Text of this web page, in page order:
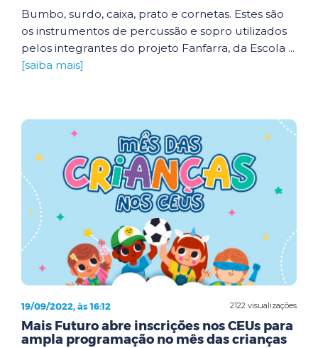
Bumbo, surdo, caixa, prato e cornetas. Estes são
os instrumentos de percussão e sopro utilizados
pelos integrantes do projeto Fanfarra, da Escola ...
[saiba mais]
2122 visualizações
19/09/2022, às 16:12
Mais Futuro abre inscrições nos CEUs para
ampla programação no mês das crianças